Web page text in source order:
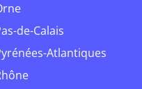
Orne
Pas-de-Calais
Pyrénées-Atlantiques
Rhône